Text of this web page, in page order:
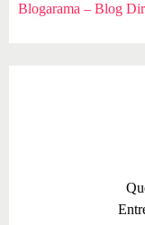
Blogarama – Blog